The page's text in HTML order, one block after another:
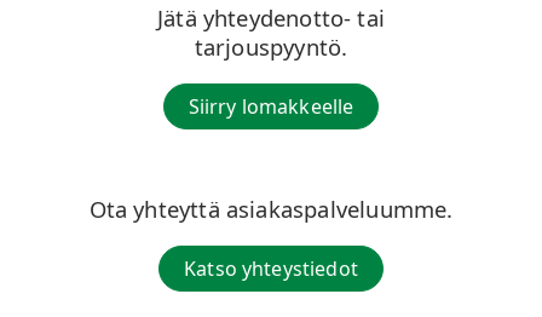
Jätä yhteydenotto- tai
tarjouspyyntö.
Siirry lomakkeelle
Ota yhteyttä asiakaspalveluumme.
Katso yhteystiedot